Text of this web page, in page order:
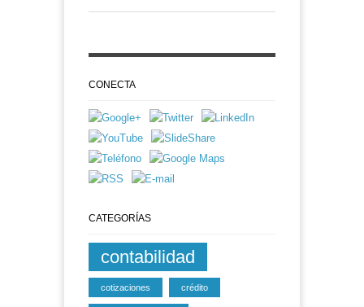
CONECTA
CATEGORÍAS
contabilidad
cotizaciones crédito